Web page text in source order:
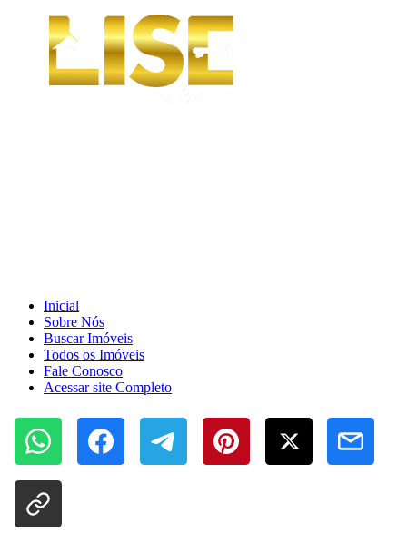
Inicial
Sobre Nós
Buscar Imóveis
Todos os Imóveis
Fale Conosco
Acessar site Completo